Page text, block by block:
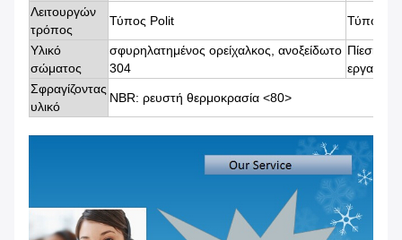
Λειτουργών
τρόπος
Τύπος Polit Τύπος
Υλικό
σώματος
σφυρηλατημένος ορείχαλκος, ανοξείδωτο
304
Πίεση
εργασίας
Σφραγίζοντας
υλικό
NBR: ρευστή θερμοκρασία <80>